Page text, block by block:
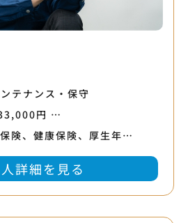
テナンス・保守
円 …
険、健康保険、厚生年…
詳細を見る